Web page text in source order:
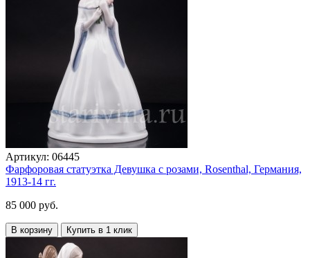
Артикул: 06445
Фарфоровая статуэтка Девушка с розами, Rosenthal, Германия,
1913-14 гг.
85 000 руб.
В корзину Купить в 1 клик